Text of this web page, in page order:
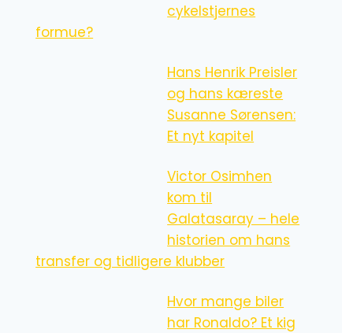
cykelstjernes
formue?
Hans Henrik Preisler
og hans kæreste
Susanne Sørensen:
Et nyt kapitel
Victor Osimhen
kom til
Galatasaray – hele
historien om hans
transfer og tidligere klubber
Hvor mange biler
har Ronaldo? Et kig